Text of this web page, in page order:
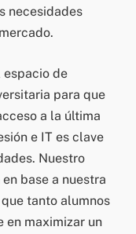
necesidades
espacio de
para que
a la última
e IT es clave
Nuestro
base a nuestra
tanto alumnos
en maximizar un